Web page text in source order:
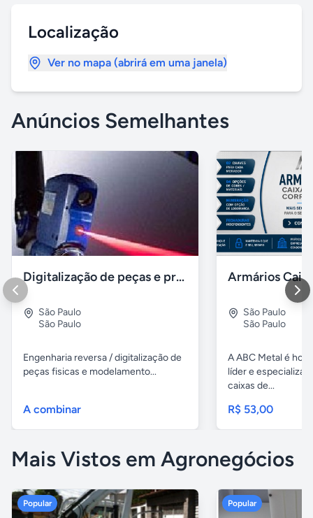
Localização
Ver no mapa (abrirá em uma janela)
Anúncios Semelhantes
Digitalização de peças e produtos / impressão 3D polyworks
São Paulo
São Paulo
Engenharia reversa / digitalização de
peças fisicas e modelamento...
A combinar
São Paulo
São Paulo
A ABC Metal é
líder e
caixas de...
R$ 53,00
Mais Vistos em Agronegócios
Popular Popular